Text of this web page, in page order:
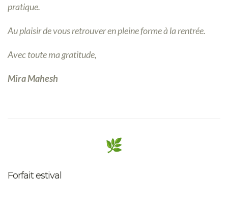
pratique.
Au plaisir de vous retrouver en pleine forme à la rentrée.
Avec toute ma gratitude,
Mira Mahesh
Forfait estival